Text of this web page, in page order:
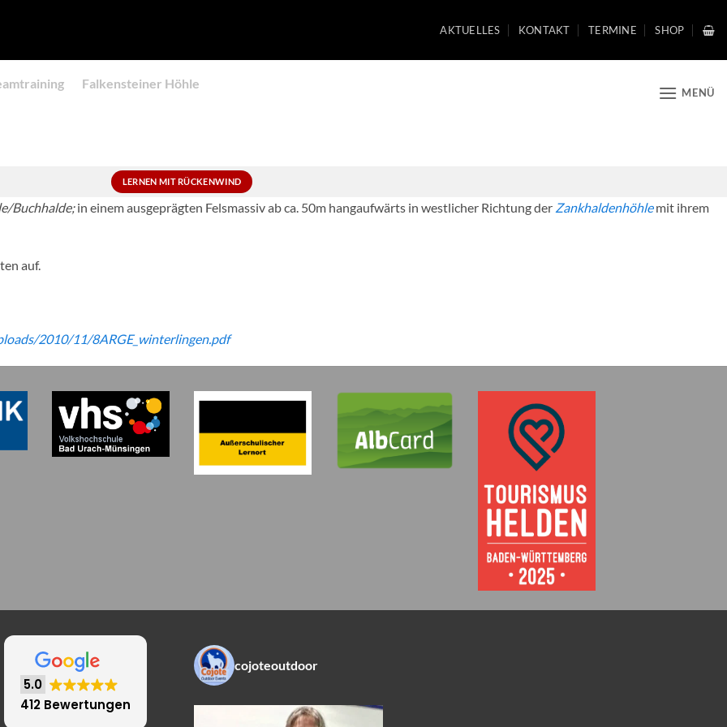
AKTUELLES KONTAKT TERMINE SHOP
Falkensteiner Höhle
MENÜ
LERNEN MIT RÜCKENWIND
Buchhalde;in einem ausgeprägten Felsmassiv ab ca. 50m hangaufwärts in westlicher Richtung der Zankhaldenhöhlemit ihrem
auf.
2010/11/8ARGE_winterlingen.pdf
5.0
412 Bewertungen
cojoteoutdoor